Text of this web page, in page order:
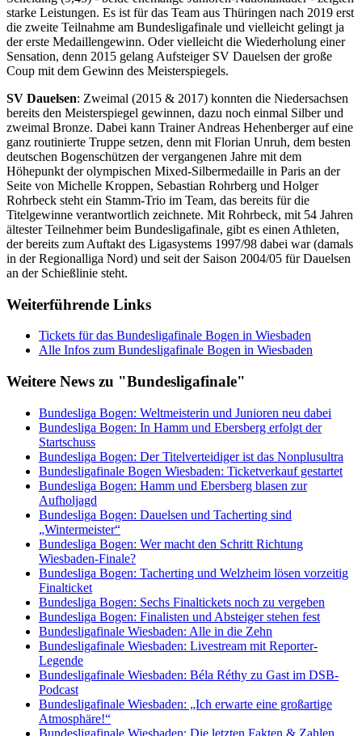
starke Leistungen. Es ist für das Team aus Thüringen nach 2019 erst
die zweite Teilnahme am Bundesligafinale und vielleicht gelingt ja
der erste Medaillengewinn. Oder vielleicht die Wiederholung einer
Sensation, denn 2015 gelang Aufsteiger SV Dauelsen der große
Coup mit dem Gewinn des Meisterspiegels.
SV Dauelsen: Zweimal (2015 & 2017) konnten die Niedersachsen
bereits den Meisterspiegel gewinnen, dazu noch einmal Silber und
zweimal Bronze. Dabei kann Trainer Andreas Hehenberger auf eine
ganz routinierte Truppe setzen, denn mit Florian Unruh, dem besten
deutschen Bogenschützen der vergangenen Jahre mit dem
Höhepunkt der olympischen Mixed-Silbermedaille in Paris an der
Seite von Michelle Kroppen, Sebastian Rohrberg und Holger
Rohrbeck steht ein Stamm-Trio im Team, das bereits für die
Titelgewinne verantwortlich zeichnete. Mit Rohrbeck, mit 54 Jahren
ältester Teilnehmer beim Bundesligafinale, gibt es einen Athleten,
der bereits zum Auftakt des Ligasystems 1997/98 dabei war (damals
in der Regionalliga Nord) und seit der Saison 2004/05 für Dauelsen
an der Schießlinie steht.
Weiterführende Links
Tickets für das Bundesligafinale Bogen in Wiesbaden
Alle Infos zum Bundesligafinale Bogen in Wiesbaden
Weitere News zu "Bundesligafinale"
Bundesliga Bogen: Weltmeisterin und Junioren neu dabei
Bundesliga Bogen: In Hamm und Ebersberg erfolgt der
Startschuss
Bundesliga Bogen: Der Titelverteidiger ist das Nonplusultra
Bundesligafinale Bogen Wiesbaden: Ticketverkauf gestartet
Bundesliga Bogen: Hamm und Ebersberg blasen zur
Aufholjagd
Bundesliga Bogen: Dauelsen und Tacherting sind
„Wintermeister“
Bundesliga Bogen: Wer macht den Schritt Richtung
Wiesbaden-Finale?
Bundesliga Bogen: Tacherting und Welzheim lösen vorzeitig
Finalticket
Bundesliga Bogen: Sechs Finaltickets noch zu vergeben
Bundesliga Bogen: Finalisten und Absteiger stehen fest
Bundesligafinale Wiesbaden: Alle in die Zehn
Bundesligafinale Wiesbaden: Livestream mit Reporter-
Legende
Bundesligafinale Wiesbaden: Béla Réthy zu Gast im DSB-
Podcast
Bundesligafinale Wiesbaden: „Ich erwarte eine großartige
Atmosphäre!“
Bundesligafinale Wiesbaden: Die letzten Fakten & Zahlen